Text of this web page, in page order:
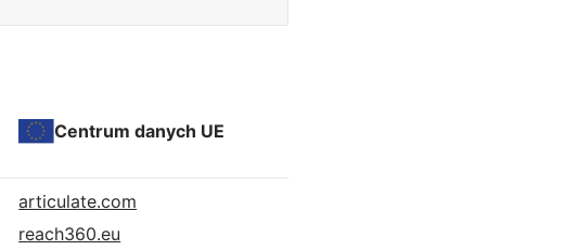
Centrum danych UE
articulate.com
reach360.eu